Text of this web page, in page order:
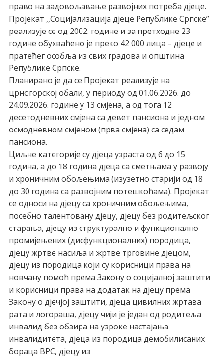
право на задовољавање развојних потреба дјеце.
Пројекат ,,Социјализација дјеце Републике Српске”
реализује се од 2002. године и за претходне 23
године обухваћено је преко 42 000 лица – дјеце и
пратећег особља из свих градова и општина
Републике Српске.
Планирано је да се Пројекат реализује на
црногорској обали, у периоду од 01.06.2026. до
24.09.2026. године у 13 смјена, а од тога 12
десетодневних смјена са девет пансиона и једном
осмодневном смјеном (прва смјена) са седам
пансиона.
Циљне категорије су дјеца узраста од 6 до 15
година, а до 18 година дјеца са сметњама у развоју
и хроничним обољењима (изузетно старији од 18
до 30 година са развојним потешкоћама). Пројекат
се односи на дјецу са хроничним обољењима,
посебно талентовану дјецу, дјецу без родитељског
старања, дјецу из структурално и функционално
промијењених (дисфункционалних) породица,
дјецу жртве насиља и жртве трговине дјецом,
дјецу из породица који су корисници права на
новчану помоћ према Закону о социјалној заштити
и корисници права на додатак на дјецу према
Закону о дјечјој заштити, дјеца цивилних жртава
рата и логораша, дјецу чији је један од родитеља
инвалид без обзира на узроке настајања
инвалидитета, дјеца из породица демобилисаних
бораца ВРС, дјецу из